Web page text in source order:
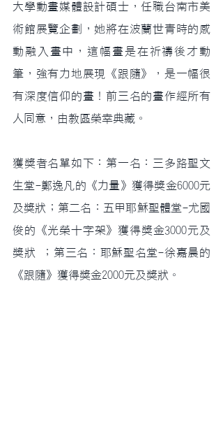
大學動畫媒體設計碩士，任職台南市美
術館展覽企劃，她將在波蘭世青時的感
動融入畫中，這幅畫是在祈禱後才動
筆，強有力地展現《跟隨》，是一幅很
有深度信仰的畫！前三名的畫作經所有
人同意，由教區榮幸典藏。
獲獎者名單如下：第一名：三多路聖文
生堂-鄭逸凡的《力量》獲得獎金6000元
及獎狀；第二名：五甲耶穌聖體堂-尤國
俊的《光榮十字架》獲得獎金3000元及
獎狀 ；第三名：耶穌聖名堂-徐嘉晨的
《跟隨》獲得獎金2000元及獎狀。